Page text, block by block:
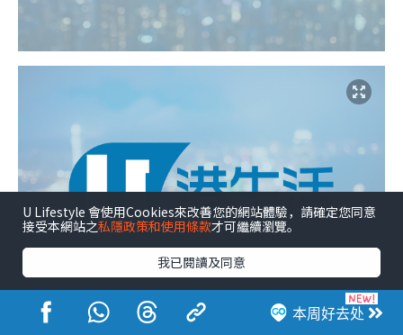
本周好去处
U Lifestyle 會使用Cookies來改善您的網站體驗，請確定您同意
接受本網站之私隱政策和使用條款才可繼續瀏覽。
我已閱讀及同意